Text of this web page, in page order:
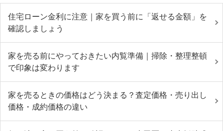
住宅ローン金利に注意｜家を買う前に「返せる金額」を
確認しましょう
家を売る前にやっておきたい内覧準備｜掃除・整理整頓
で印象は変わります
家を売るときの価格はどう決まる？査定価格・売り出し
価格・成約価格の違い